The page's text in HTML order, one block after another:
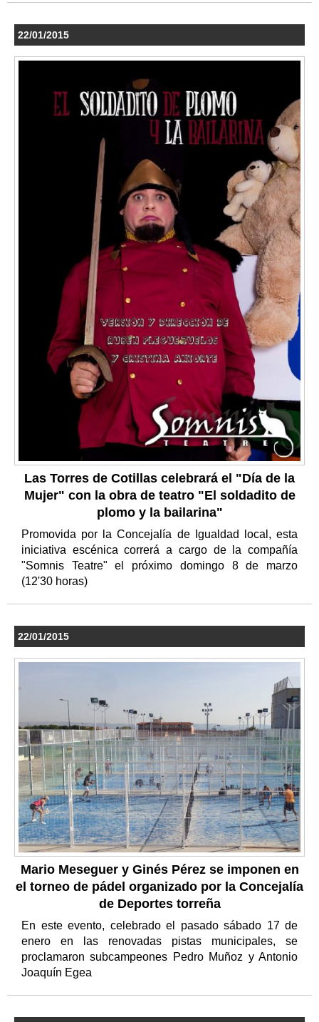
22/01/2015
Las Torres de Cotillas celebrará el "Día de la
Mujer" con la obra de teatro "El soldadito de
plomo y la bailarina"
Promovida por la Concejalía de Igualdad local, esta
iniciativa escénica correrá a cargo de la compañía
"Somnis Teatre" el próximo domingo 8 de marzo
(12'30 horas)
22/01/2015
Mario Meseguer y Ginés Pérez se imponen en
el torneo de pádel organizado por la Concejalía
de Deportes torreña
En este evento, celebrado el pasado sábado 17 de
enero en las renovadas pistas municipales, se
proclamaron subcampeones Pedro Muñoz y Antonio
Joaquín Egea